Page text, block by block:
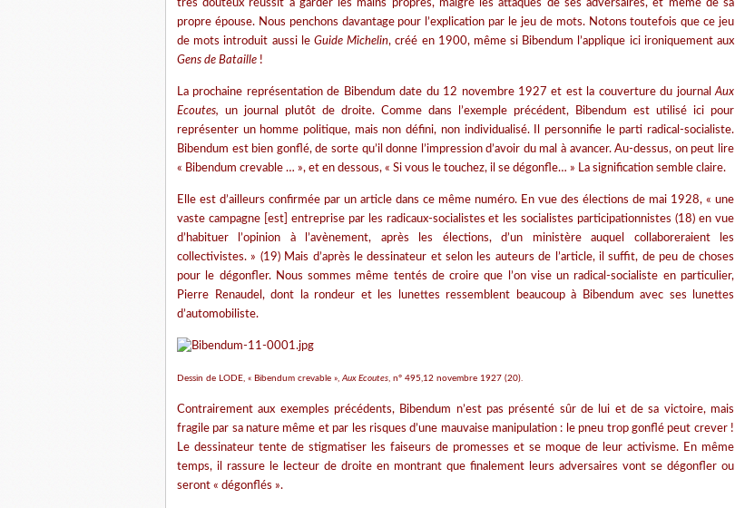
très douteux réussit à garder les mains propres, malgré les attaques de ses adversaires, et même de sa
propre épouse. Nous penchons davantage pour l’explication par le jeu de mots. Notons toutefois que ce jeu
de mots introduit aussi le Guide Michelin, créé en 1900, même si Bibendum l’applique ici ironiquement aux
Gens de Bataille !
La prochaine représentation de Bibendum date du 12 novembre 1927 et est la couverture du journalAux
Ecoutes, un journal plutôt de droite. Comme dans l’exemple précédent, Bibendum est utilisé ici pour
représenter un homme politique, mais non défini, non individualisé. Il personnifie le parti radical-socialiste.
Bibendum est bien gonflé, de sorte qu’il donne l’impression d’avoir du mal à avancer. Au-dessus, on peut lire
« Bibendum crevable … », et en dessous, « Si vous le touchez, il se dégonfle… » La signification semble claire.
Elle est d’ailleurs confirmée par un article dans ce même numéro. En vue des élections de mai 1928, « une
vaste campagne [est] entreprise par les radicaux-socialistes et les socialistes participationnistes (18) en vue
d’habituer l’opinion à l’avènement, après les élections, d’un ministère auquel collaboreraient les
collectivistes. » (19) Mais d’après le dessinateur et selon les auteurs de l’article, il suffit, de peu de choses
pour le dégonfler. Nous sommes même tentés de croire que l’on vise un radical-socialiste en particulier,
Pierre Renaudel, dont la rondeur et les lunettes ressemblent beaucoup à Bibendum avec ses lunettes
d’automobiliste.
Dessin de LODE, « Bibendum crevable »,Aux Ecoutes, n° 495,12 novembre 1927 (20).
Contrairement aux exemples précédents, Bibendum n’est pas présenté sûr de lui et de sa victoire, mais
fragile par sa nature même et par les risques d’une mauvaise manipulation : le pneu trop gonflé peut crever !
Le dessinateur tente de stigmatiser les faiseurs de promesses et se moque de leur activisme. En même
temps, il rassure le lecteur de droite en montrant que finalement leurs adversaires vont se dégonfler ou
seront « dégonflés ».